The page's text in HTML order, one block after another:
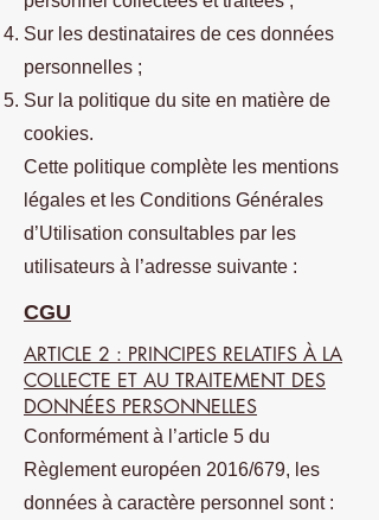
Sur les destinataires de ces données
personnelles ;
Sur la politique du site en matière de
cookies.
Cette politique complète les mentions
légales et les Conditions Générales
d’Utilisation consultables par les
utilisateurs à l’adresse suivante :
CGU
ARTICLE 2 : PRINCIPES RELATIFS À LA
COLLECTE ET AU TRAITEMENT DES
DONNÉES PERSONNELLES
Conformément à l’article 5 du
Règlement européen 2016/679, les
données à caractère personnel sont :